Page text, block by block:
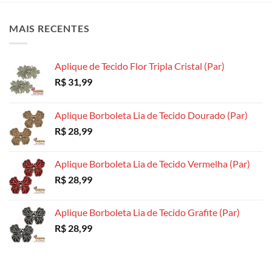
ser
página
do
página
na
MAIS RECENTES
Aplique de Tecido Flor Tripla Cristal (Par)
R$ 31,99
Aplique Borboleta Lia de Tecido Dourado (Par)
R$ 28,99
Aplique Borboleta Lia de Tecido Vermelha (Par)
R$ 28,99
Aplique Borboleta Lia de Tecido Grafite (Par)
R$ 28,99